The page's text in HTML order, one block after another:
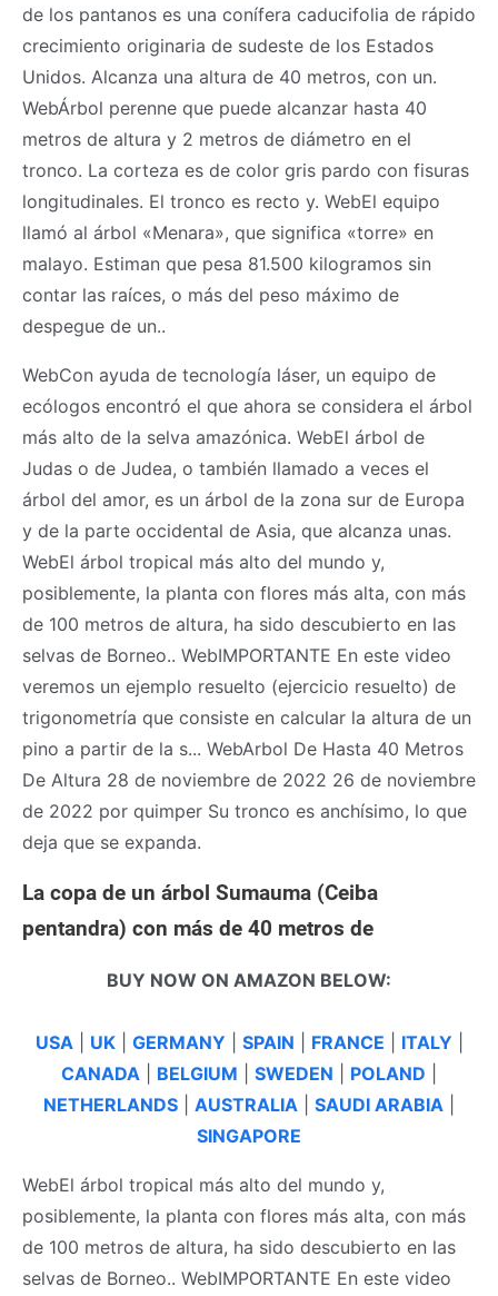
de los pantanos es una conífera caducifolia de rápido
crecimiento originaria de sudeste de los Estados
Unidos. Alcanza una altura de 40 metros, con un.
WebÁrbol perenne que puede alcanzar hasta 40
metros de altura y 2 metros de diámetro en el
tronco. La corteza es de color gris pardo con fisuras
longitudinales. El tronco es recto y. WebEl equipo
llamó al árbol «Menara», que significa «torre» en
malayo. Estiman que pesa 81.500 kilogramos sin
contar las raíces, o más del peso máximo de
despegue de un..
WebCon ayuda de tecnología láser, un equipo de
ecólogos encontró el que ahora se considera el árbol
más alto de la selva amazónica. WebEl árbol de
Judas o de Judea, o también llamado a veces el
árbol del amor, es un árbol de la zona sur de Europa
y de la parte occidental de Asia, que alcanza unas.
WebEl árbol tropical más alto del mundo y,
posiblemente, la planta con flores más alta, con más
de 100 metros de altura, ha sido descubierto en las
selvas de Borneo.. WebIMPORTANTE En este video
veremos un ejemplo resuelto (ejercicio resuelto) de
trigonometría que consiste en calcular la altura de un
pino a partir de la s... WebArbol De Hasta 40 Metros
De Altura 28 de noviembre de 2022 26 de noviembre
de 2022 por quimper Su tronco es anchísimo, lo que
deja que se expanda.
La copa de un árbol Sumauma (Ceiba
pentandra) con más de 40 metros de
BUY NOW ON AMAZON BELOW:
USA UK| GERMANY SPAIN FRANCE ITALY
CANADA
BELGIUM SWEDEN POLAND
NETHERLANDS
AUSTRALIA SAUDI ARABIA
SINGAPORE
WebEl árbol tropical más alto del mundo y,
posiblemente, la planta con flores más alta, con más
de 100 metros de altura, ha sido descubierto en las
selvas de Borneo.. WebIMPORTANTE En este video